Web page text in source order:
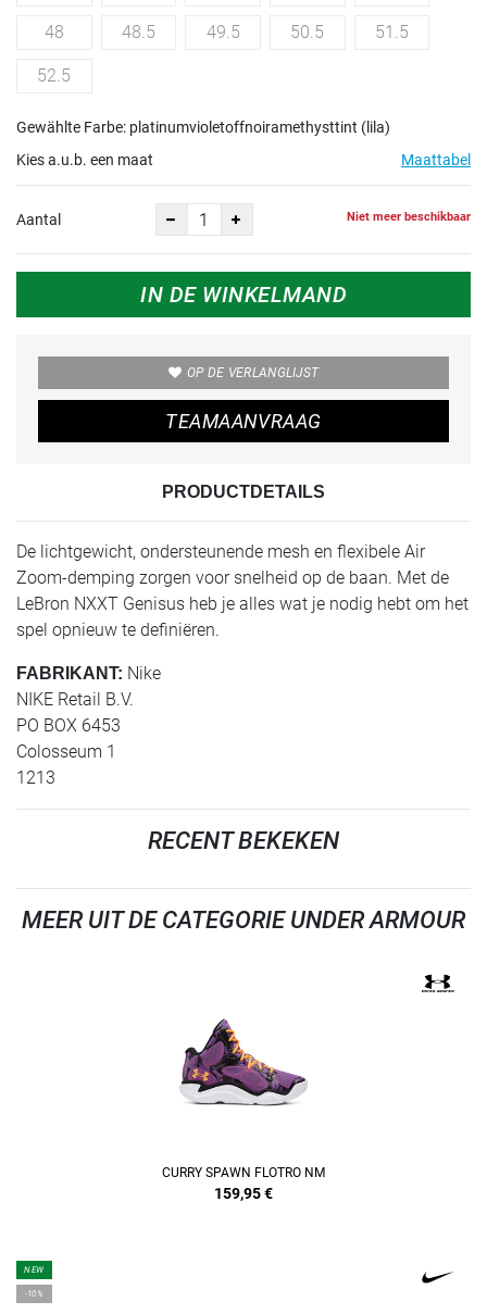
48 48.5 49.5 50.5 51.5
52.5
Gewählte Farbe: platinumvioletoffnoiramethysttint (lila)
Kies a.u.b. een maat
Maattabel
Aantal Niet meer beschikbaar
IN DE WINKELMAND
OP DE VERLANGLIJST
TEAMAANVRAAG
PRODUCTDETAILS
De lichtgewicht, ondersteunende mesh en flexibele Air
Zoom-demping zorgen voor snelheid op de baan. Met de
LeBron NXXT Genisus heb je alles wat je nodig hebt om het
spel opnieuw te definiëren.
FABRIKANT: Nike
NIKE Retail B.V.
PO BOX 6453
Colosseum 1
1213
RECENT BEKEKEN
MEER UIT DE CATEGORIE UNDER ARMOUR
CURRY SPAWN FLOTRO NM
159,95€
NEW
-10%